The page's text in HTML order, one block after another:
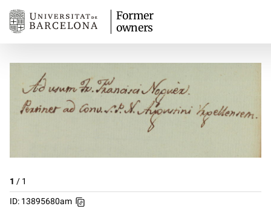
Former
owners
1 / 1
ID: 13895680am